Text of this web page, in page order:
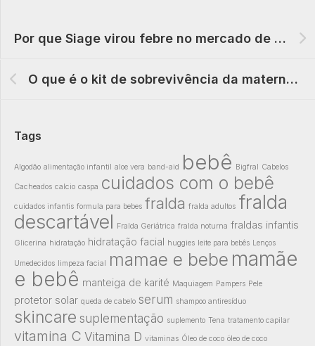
Por que Siage virou febre no mercado de beleza?
O que é o kit de sobrevivência da maternidade?
Tags
Algodão alimentação infantil aloe vera band-aid bebê Bigfral Cabelos
Cacheados calcio caspa cuidados com o bebê
cuidados infantis formula para bebes fralda fralda adultos fralda
descartável
Fralda Geriátrica fralda noturna fraldas infantis
Glicerina hidratação hidratação facial huggies leite para bebês Lenços
Umedecidos limpeza facial mamae e bebe mamãe
e bebê manteiga de karité Maquiagem Pampers Pele
protetor solar queda de cabelo serum shampoo antiresíduo
skincare suplementação suplemento Tena tratamento capilar
vitamina C Vitamina D vitaminas Óleo de coco óleo de coco